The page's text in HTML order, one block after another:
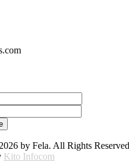
by Fela. All Rights
Kito Infocom